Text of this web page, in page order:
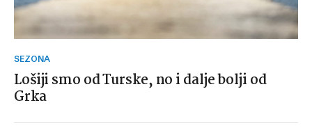
SEZONA
Lošiji smo od Turske, no i dalje bolji od
Grka